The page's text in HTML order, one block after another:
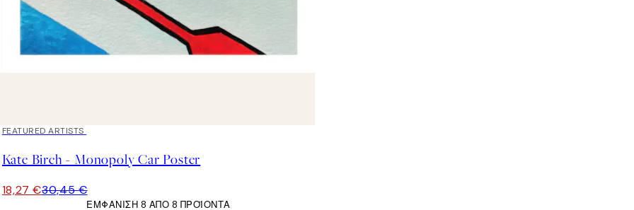
40%*
FEATURED ARTISTS
Kate Birch - Monopoly Car Poster
18,27 €30,45 €
ΕΜΦΆΝΙΣΗ 8 ΑΠΌ 8 ΠΡΟΪΌΝΤΑ